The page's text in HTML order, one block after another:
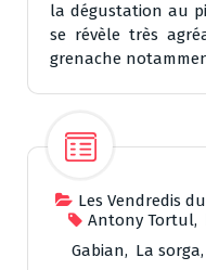
la dégustation au
se révèle très
grenache
Les Vendredis
Antony Tortul,
Gabian, La sorga,